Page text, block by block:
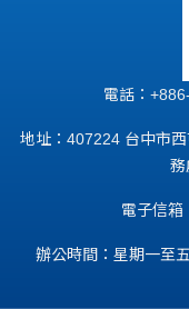
電話：
地址：407224 台中市
務
電子信箱
辦公時間：星期一至